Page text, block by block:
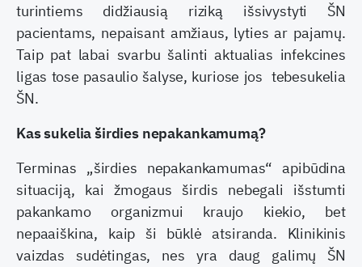
turintiems didžiausią riziką išsivystyti ŠN
pacientams, nepaisant amžiaus, lyties ar pajamų.
Taip pat labai svarbu šalinti aktualias infekcines
ligas tose pasaulio šalyse, kuriose jos tebesukelia
ŠN.
Kas sukelia širdies nepakankamumą?
Terminas „širdies nepakankamumas“ apibūdina
situaciją, kai žmogaus širdis nebegali išstumti
pakankamo organizmui kraujo kiekio, bet
nepaaiškina, kaip ši būklė atsiranda. Klinikinis
vaizdas sudėtingas, nes yra daug galimų ŠN